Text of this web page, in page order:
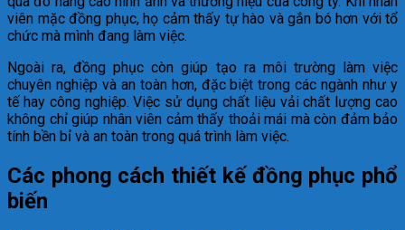
viên mặc đồng phục, họ cảm thấy tự hào và gắn bó hơn với tổ
chức mà mình đang làm việc.
Ngoài ra, đồng phục còn giúp tạo ra môi trường làm việc
chuyên nghiệp và an toàn hơn, đặc biệt trong các ngành như y
tế hay công nghiệp. Việc sử dụng chất liệu vải chất lượng cao
không chỉ giúp nhân viên cảm thấy thoải mái mà còn đảm bảo
tính bền bỉ và an toàn trong quá trình làm việc.
Các phong cách thiết kế đồng phục phổ
biến